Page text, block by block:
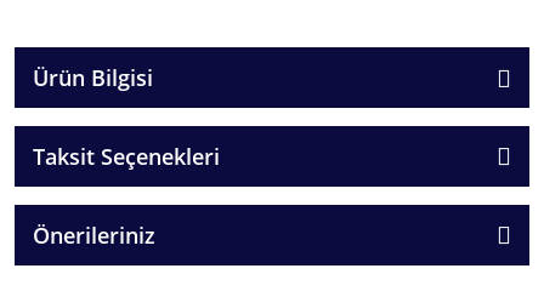
Ürün Bilgisi
Taksit Seçenekleri
Önerileriniz